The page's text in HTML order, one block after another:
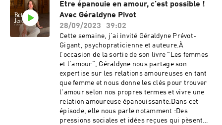
m’encourage à développer ce podcast. Merci
! Où me retrouver ?Sur Instagram
: https://www.instagram.com/betty_jereczekSu
r mon site : https://bettyjereczek.frVia le
programme Libre & ConfianteHébergé par
Ausha. Visitez ausha.co/fr/politique-de-
confidentialite pour plus
d'informations.Hébergé par Ausha. Visitez
ausha.co/politique-de-confidentialite pour plus
d'informations.
environnement qui te soutient.Bonne écoute
!.....................................................❤ Dans mon
programme Libre & Confiante je t’enseigne
comment te traiter avec plus de douceur et
construire une vie épanouissante qui te fait
vibrer.Découvrir le programme
ici.....................................................🎧 Pour
aller plus loin, je t’invite à télécharger une
séance d'hypnose guidée gratuite en cliquant
ici .Chaque mois, je tire au sort un.e gagnant.e
parmi les personnes qui ont pris le temps de
laisser un avis sur le podcast et lui offre mon
pack audio d'hypnose ! Alors, si cet épisode t’a
Être épanouie en amour, c’est possible !
Avec Géraldyne Pivot
28/09/2023
39:02
Cette semaine, j’ai invité Géraldyne Prévot-
Gigant, psychopraticienne et auteure.À
l’occasion de la sortie de son livre "Les femmes
et l'amour", Géraldyne nous partage son
expertise sur les relations amoureuses en tant
que femme et nous donne les clés pour trouver
l'amour selon nos propres termes et vivre une
relation amoureuse épanouissante.Dans cet
épisode, elle nous parle notamment :Des
pressions sociales et idées reçues qui pèsent